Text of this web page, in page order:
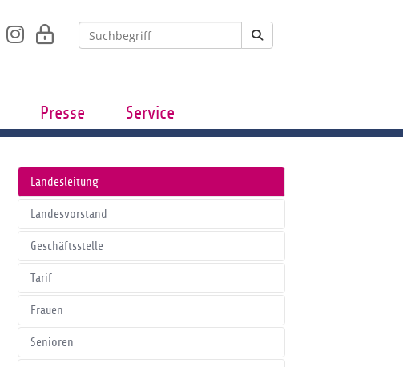
Presse Service
Landesleitung
Landesvorstand
Geschäftsstelle
Tarif
Frauen
Senioren